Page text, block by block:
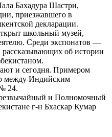
Бахадура Шастри,
приезжавшего в
декларации.
школьный музей,
Среди экспонатов —
об истории
и сегодня. Примером
между Индийским
24.
и Полномочный
г-н Бхаскар Кумар